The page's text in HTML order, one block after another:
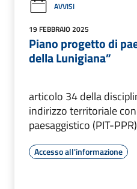
AVVISI
19 FEBBRAIO 2025
Piano progetto di
della Lunigiana”
articolo 34 della
indirizzo territoriale
paesaggistico (PIT-
Accesso all'informazione